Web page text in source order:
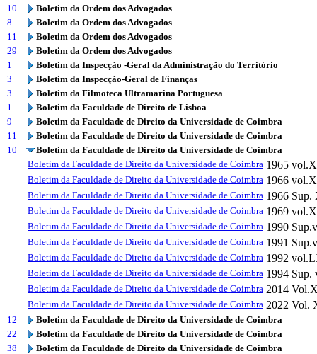
10
Boletim da Ordem dos Advogados
8
Boletim da Ordem dos Advogados
11
Boletim da Ordem dos Advogados
29
Boletim da Ordem dos Advogados
1
Boletim da Inspecção -Geral da Administração do Território
3
Boletim da Inspecção-Geral de Finanças
3
Boletim da Filmoteca Ultramarina Portuguesa
1
Boletim da Faculdade de Direito de Lisboa
9
Boletim da Faculdade de Direito da Universidade de Coimbra
11
Boletim da Faculdade de Direito da Universidade de Coimbra
10
Boletim da Faculdade de Direito da Universidade de Coimbra
Boletim da Faculdade de Direito da Universidade de Coimbra 1965
Boletim da Faculdade de Direito da Universidade de Coimbra 1966
Boletim da Faculdade de Direito da Universidade de Coimbra 1966 Sup.
Boletim da Faculdade de Direito da Universidade de Coimbra 1969
Boletim da Faculdade de Direito da Universidade de Coimbra 1990
Boletim da Faculdade de Direito da Universidade de Coimbra 1991
Boletim da Faculdade de Direito da Universidade de Coimbra 1992
Boletim da Faculdade de Direito da Universidade de Coimbra 1994
Boletim da Faculdade de Direito da Universidade de Coimbra 2014
Boletim da Faculdade de Direito da Universidade de Coimbra 2022 Vol.
12
Boletim da Faculdade de Direito da Universidade de Coimbra
22
Boletim da Faculdade de Direito da Universidade de Coimbra
38
Boletim da Faculdade de Direito da Universidade de Coimbra